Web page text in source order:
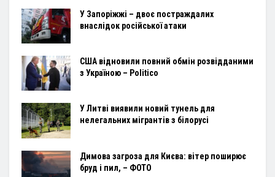
У Запоріжжі – двоє постраждалих
внаслідок російської атаки
США відновили повний обмін розвідданими
з Україною – Politico
У Литві виявили новий тунель для
нелегальних мігрантів з білорусі
Димова загроза для Києва: вітер поширює
бруд і пил, – ФОТО